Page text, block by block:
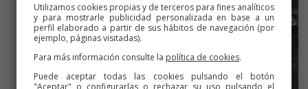
Utilizamos cookies propias y de terceros para fines analíticos
y para mostrarle publicidad personalizada en base a un
perfil elaborado a partir de sus hábitos de navegación (por
ejemplo, páginas visitadas).
Para más información consulte la política de cookies.
Puede aceptar todas las cookies pulsando el botón
"Aceptar" o configurarlas o rechazar su uso pulsando el